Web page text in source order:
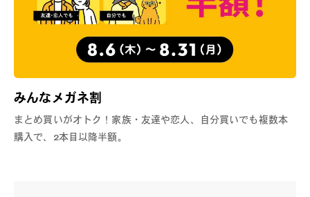
みんなメガネ割
まとめ買いがオトク！家族・友達や恋人、自分買いでも複数本
購入で、2本目以降半額。